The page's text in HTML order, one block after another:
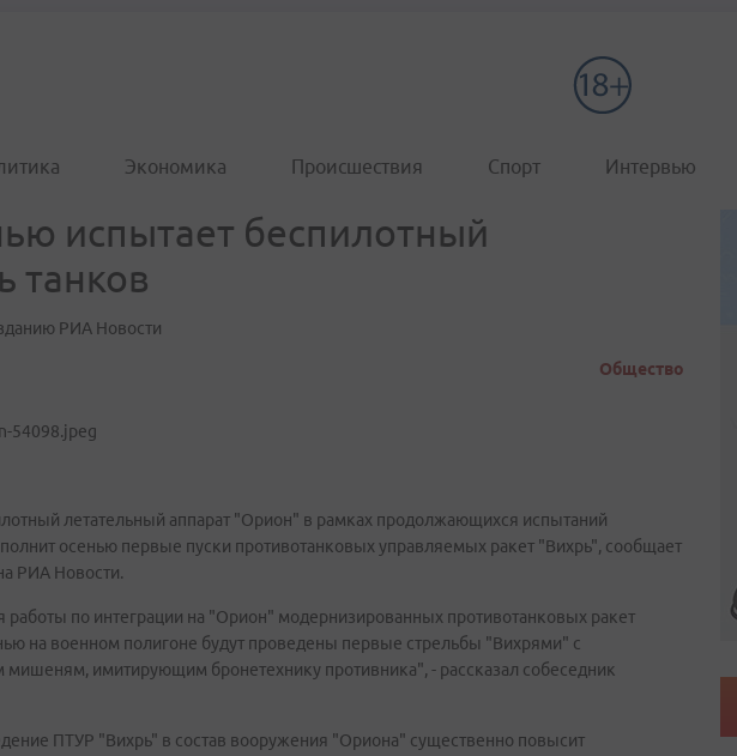
Экономика Происшествия Спорт Интервью
испытает беспилотный
танков
РИА Новости
Общество
летательный аппарат "Орион" в рамках продолжающихся испытаний
осенью первые пуски противотанковых управляемых ракет "Вихрь", сообщает
РИА Новости.
работы по интеграции на "Орион" модернизированных противотанковых ракет
на военном полигоне будут проведены первые стрельбы "Вихрями" с
мишеням, имитирующим бронетехнику противника", - рассказал собеседник
ПТУР "Вихрь" в состав вооружения "Ориона" существенно повысит